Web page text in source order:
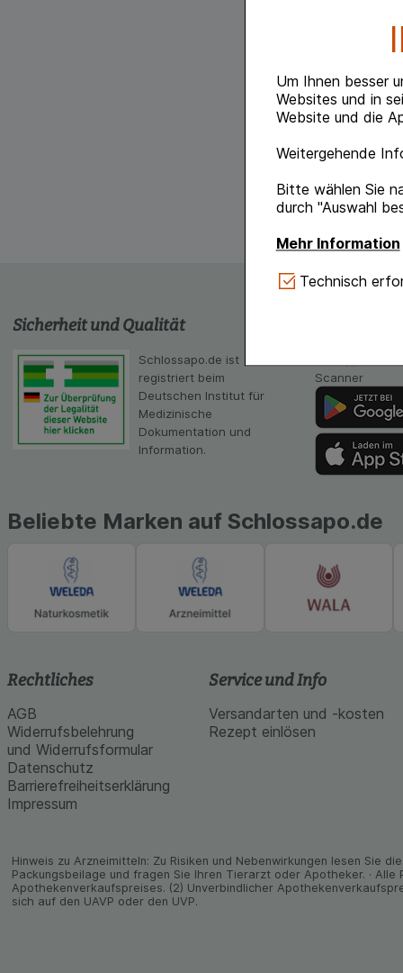
Um Ihnen besser
Websites und in
Website und die
Weitergehende
Bitte wählen Sie
durch "Auswahl
Mehr Information
Technisch
verzichtet werden
gestalten,
auf Ihre
Statistik &
unserer Website
Inhalt auf
Medien übertragen
Technisch
Sicherheit und Qualität
Schlossapo.de ist
registriert beim
Deutschen Institut für
Medizinische
Dokumentation und
Information.
Scanner
Beliebte Marken auf Schlossapo.de
Rechtliches
AGB
Widerrufsbelehrung
und Widerrufsformular
Datenschutz
Barrierefreiheitserklärung
Impressum
Service und Info
Versandarten und -kosten
Rezept einlösen
Hinweis zu Arzneimitteln: Zu Risiken und Neben­wirkungen lesen Sie
Packungs­beilage und fragen Sie Ihren Tier­arzt oder Apo­theker. ·
Apothekenverkaufspreises. (2) Unverbindlicher
sich auf den UAVP oder den UVP.